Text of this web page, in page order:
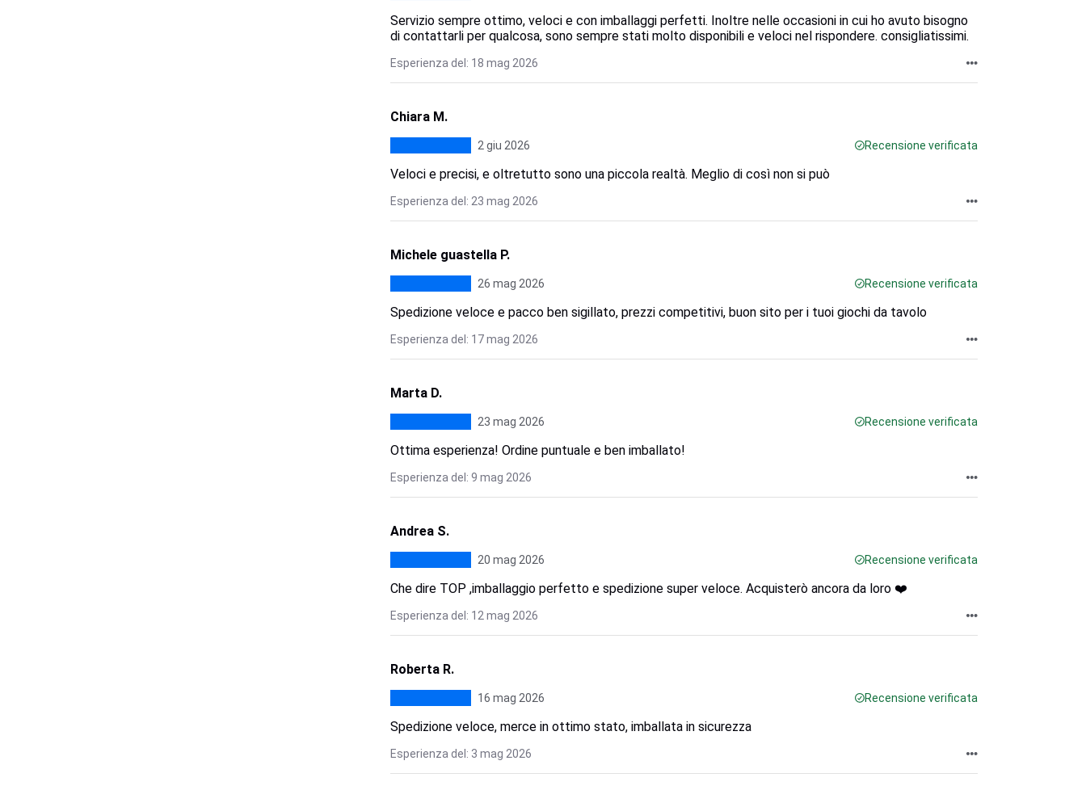
Servizio sempre ottimo, veloci e con imballaggi perfetti. Inoltre nelle occasioni in cui ho avuto bisogno
di contattarli per qualcosa, sono sempre stati molto disponibili e veloci nel rispondere. consigliatissimi.
Esperienza del: 18 mag 2026
Chiara M.
2 giu 2026 Recensione verificata
Veloci e precisi, e oltretutto sono una piccola realtà. Meglio di così non si può
Esperienza del: 23 mag 2026
Michele guastella P.
26 mag 2026 Recensione verificata
Spedizione veloce e pacco ben sigillato, prezzi competitivi, buon sito per i tuoi giochi da tavolo
Esperienza del: 17 mag 2026
Marta D.
23 mag 2026 Recensione verificata
Ottima esperienza! Ordine puntuale e ben imballato!
Esperienza del: 9 mag 2026
Andrea S.
20 mag 2026 Recensione verificata
Che dire TOP ,imballaggio perfetto e spedizione super veloce. Acquisterò ancora da loro ❤️
Esperienza del: 12 mag 2026
Roberta R.
16 mag 2026 Recensione verificata
Spedizione veloce, merce in ottimo stato, imballata in sicurezza
Esperienza del: 3 mag 2026